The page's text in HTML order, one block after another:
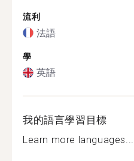
流利
法語
學
英語
我的語言學習目標
Learn more languages...